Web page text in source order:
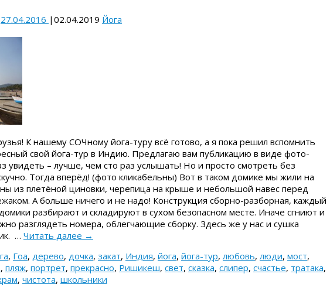
27.04.2016 | 02.04.2019 Йога
К нашему СОЧному йога-туру всё готово, а я пока решил вспомнить
свой йога-тур в Индию. Предлагаю вам публикацию в виде фото-
увидеть – лучше, чем сто раз услышать! Но и просто смотреть без
Тогда вперёд! (фото кликабельны) Вот в таком домике мы жили на
из плетёной циновки, черепица на крыше и небольшой навес перед
А больше ничего и не надо! Конструкция сборно-разборная, каждый
разбирают и складируют в сухом безопасном месте. Иначе сгниют и
разглядеть номера, облегчающие сборку. Здесь же у нас и сушка
… Читать далее →
, Гоа, дерево, дочка, закат, Индия, йога, йога-тур,любовь,люди, мост,
, пляж, портрет, прекрасно, Ришикеш, свет, сказка, слипер, счастье, тратака,
, чистота, школьники